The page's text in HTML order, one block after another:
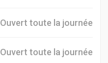
Ouvert toute la journée
Ouvert toute la journée